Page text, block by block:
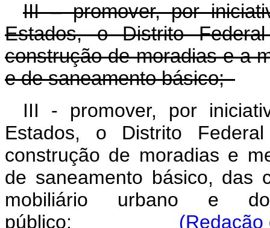
III – promover, por
Estados, o Distrito
construção de moradias e a
e de saneamento básico;
III - promover, por
Estados, o Distrito
construção de moradias e
de saneamento básico, das
mobiliário urbano e
público; (Redação